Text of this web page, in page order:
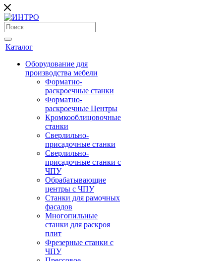
Каталог
Оборудование для
производства мебели
Форматно-
раскроечные станки
Форматно-
раскроечные Центры
Кромкооблицовочные
станки
Сверлильно-
присадочные станки
Сверлильно-
присадочные станки с
ЧПУ
Обрабатывающие
центры с ЧПУ
Станки для рамочных
фасадов
Многопильные
станки для раскроя
плит
Фрезерные станки с
ЧПУ